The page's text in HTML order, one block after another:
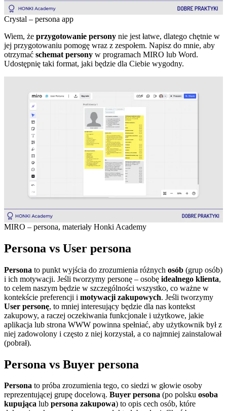
Crystal – persona app
Wiem, że przygotowanie persony nie jest łatwe, dlatego chętnie w
jej przygotowaniu pomogę wraz z zespołem. Napisz do mnie, aby
otrzymać schemat persony w programach MIRO lub Word.
Udostępnię taki format, jaki będzie dla Ciebie wygodny.
MIRO – persona, materiały Honki Academy
Persona vs User persona
Persona to punkt wyjścia do zrozumienia różnych osób (grup osób)
i ich motywacji. Jeśli tworzymy personę – osobę idealnego klienta,
to celem naszym będzie w szczególności wszystko, co ważne w
kontekście preferencji i motywacji zakupowych. Jeśli tworzymy
User personę, to mniej interesujący będzie dla nas kontekst
zakupowy, a raczej oczekiwania funkcjonale i użytkowe, jakie
aplikacja lub strona WWW powinna spełniać, aby użytkownik był z
niej zadowolony i często z niej korzystał, a co najmniej zainstalował
(pobrał).
Persona vs Buyer persona
Persona to próba zrozumienia tego, co siedzi w głowie osoby
reprezentującej grupę docelową. Buyer persona (po polsku osoba
kupująca lub persona zakupowa) to opis cech osób, które